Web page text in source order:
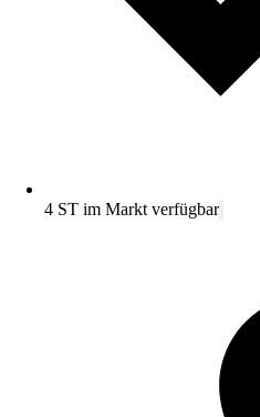
4 ST im Markt verfügbar